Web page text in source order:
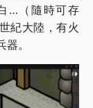
…（隨時可存
紀大陸，有火
。